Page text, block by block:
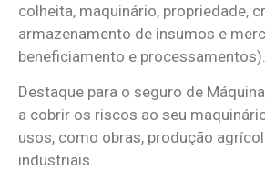
colheita, maquinário, propriedade,
armazenamento de insumos e
beneficiamento e processamentos).
Destaque para o seguro de
a cobrir os riscos ao seu
usos, como obras, produção
industriais.